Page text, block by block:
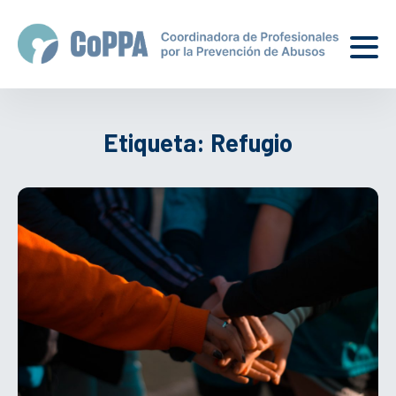
Etiqueta: Refugio